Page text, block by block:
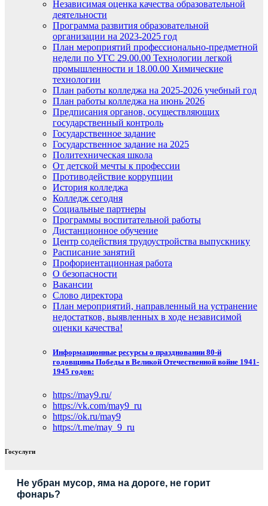
Независимая оценка качества образовательной
деятельности
Программа развития образовательной
организации на 2023-2025 год
План мероприятий профессионально-предметной
недели по УГС 29.00.00 Технологии легкой
промышленности и 18.00.00 Химические
технологии
План работы колледжа на 2025-2026 учебный год
План работы колледжа на июнь 2026
Предписания органов, осуществляющих
государственный контроль
Государственное задание
Государственное задание на 2025
Политехническая школа
От детской мечты к профессии
Противодействие коррупции
История колледжа
Колледж сегодня
Социальные партнеры
Программы воспитательной работы
Дистанционное обучение
Центр содействия трудоустройства выпускнику
Расписание занятий
Профориентационная работа
О безопасности
Вакансии
Слово директора
План мероприятий, направленный на устранение
недостатков, выявленных в ходе независимой
оценки качества!
Информационные ресурсы о праздновании 80-й
годовщины Победы в Великой Отечественной войне 1941-
1945 годов:
https://may9.ru/
https://vk.com/may9_ru
https://ok.ru/may9
https://t.me/may_9_ru
Госуслуги
Не убран мусор, яма на дороге, не горит
фонарь?